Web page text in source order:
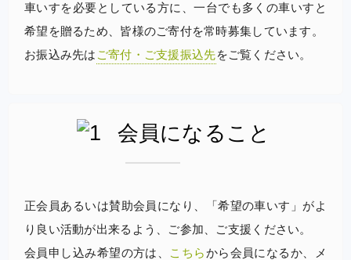
車いすを必要としている方に、一台でも多くの車いすと
希望を贈るため、皆様のご寄付を常時募集しています。
お振込み先は ご寄付・ご支援振込先をご覧ください。
会員になること
正会員あるいは賛助会員になり、「希望の車いす」がよ
り良い活動が出来るよう、ご参加、ご支援ください。
会員申し込み希望の方は、 こちらから会員になるか、メ